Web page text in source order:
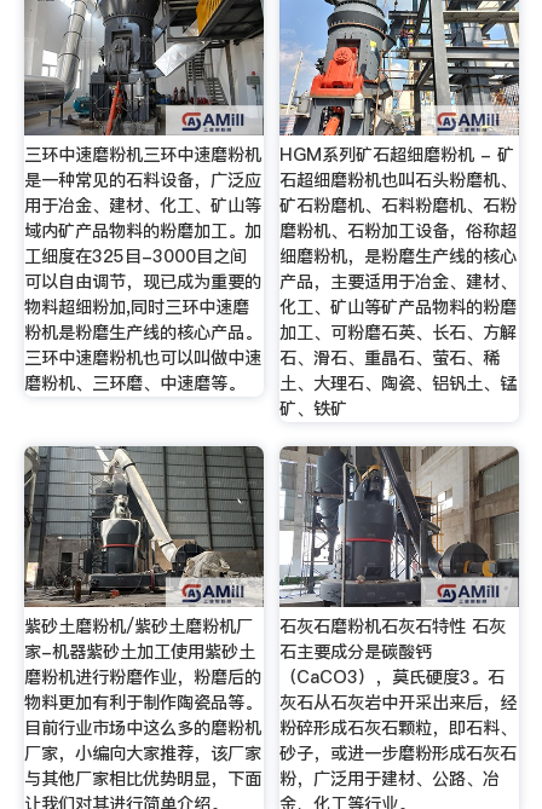
三环中速磨粉机三环中速磨粉机
是一种常见的石料设备，广泛应
用于冶金、建材、化工、矿山等
域内矿产品物料的粉磨加工。加
工细度在325目-3000目之间
可以自由调节，现已成为重要的
物料超细粉加,同时三环中速磨
粉机是粉磨生产线的核心产品。
三环中速磨粉机也可以叫做中速
磨粉机、三环磨、中速磨等。
HGM系列矿石超细磨粉机 - 矿
石超细磨粉机也叫石头粉磨机、
矿石粉磨机、石料粉磨机、石粉
磨粉机、石粉加工设备，俗称超
细磨粉机，是粉磨生产线的核心
产品，主要适用于冶金、建材、
化工、矿山等矿产品物料的粉磨
加工、可粉磨石英、长石、方解
石、滑石、重晶石、萤石、稀
土、大理石、陶瓷、铝钒土、锰
矿、铁矿
紫砂土磨粉机/紫砂土磨粉机厂
家-机器紫砂土加工使用紫砂土
磨粉机进行粉磨作业，粉磨后的
物料更加有利于制作陶瓷品等。
目前行业市场中这么多的磨粉机
厂家，小编向大家推荐，该厂家
与其他厂家相比优势明显，下面
石灰石磨粉机石灰石特性 石灰
石主要成分是碳酸钙
（CaCO3），莫氏硬度3。石
灰石从石灰岩中开采出来后，经
粉碎形成石灰石颗粒，即石料、
砂子，或进一步磨粉形成石灰石
粉，广泛用于建材、公路、冶